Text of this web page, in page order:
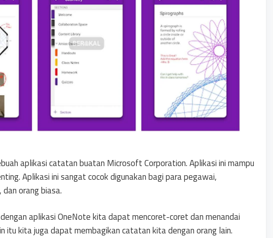
aplikasi catatan buatan Microsoft Corporation. Aplikasi ini mampu
Aplikasi ini sangat cocok digunakan bagi para pegawai,
orang biasa.
aplikasi OneNote kita dapat mencoret-coret dan menandai
itu kita juga dapat membagikan catatan kita dengan orang lain.